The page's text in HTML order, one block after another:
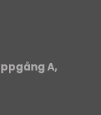
A,